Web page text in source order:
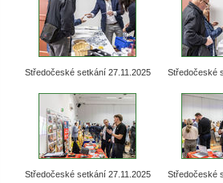
Středočeské setkání 27.11.2025 Středočeské
Středočeské setkání 27.11.2025 Středočeské